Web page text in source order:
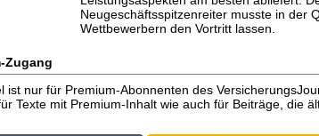
Neugeschäftsspitzenreiter musste in der
Wettbewerbern den Vortritt lassen.
Zugang
ist nur für Premium-Abonnenten des
Texte mit Premium-Inhalt wie auch für Beiträge, die